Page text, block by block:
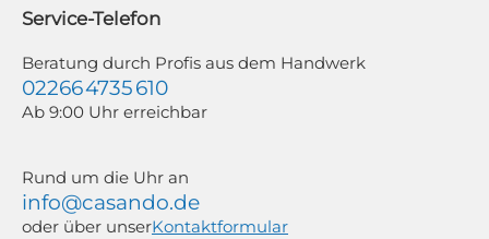
Weitere Informationen findest du in unserer Datenschutzerklärung.
Service-Telefon
Beratung durch Profis aus dem Handwerk
02266 4735 610
Ab 9:00 Uhr erreichbar
Rund um die Uhr an
info@casando.de
oder über unserKontaktformular